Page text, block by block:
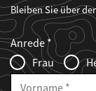
Bleiben Sie über
Web2Case
Infofelder
Fieldset
anrede_name
Anrede
Frau